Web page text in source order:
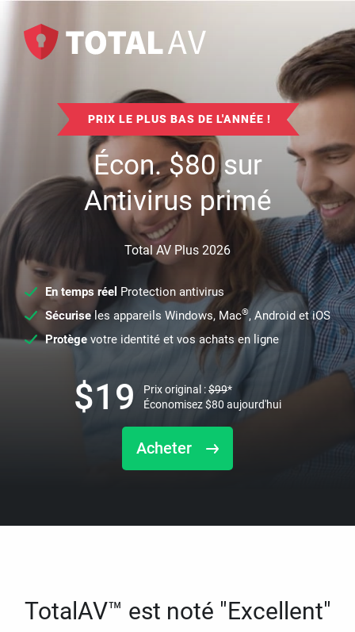
PRIX LE PLUS BAS DE L'ANNÉE !
Écon.$80sur
Antivirus primé
Total AV Plus 2026
En temps réel Protection antivirus
Sécuriseles appareils Windows, Mac®, Android et iOS
Protège votre identité et vos achats en ligne
Acheter
$19 Prix original :$99*
Économisez$80 aujourd'hui
TotalAV™ est noté "Excellent"